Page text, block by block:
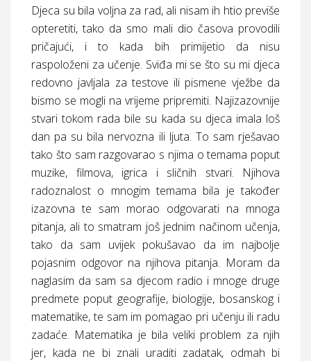
Djeca su bila voljna za rad, ali nisam ih htio previše
opteretiti, tako da smo mali dio časova provodili
pričajući, i to kada bih primijetio da nisu
raspoloženi za učenje. Sviđa mi se što su mi djeca
redovno javljala za testove ili pismene vježbe da
bismo se mogli na vrijeme pripremiti. Najizazovnije
stvari tokom rada bile su kada su djeca imala loš
dan pa su bila nervozna ili ljuta. To sam rješavao
tako što sam razgovarao s njima o temama poput
muzike, filmova, igrica i sličnih stvari. Njihova
radoznalost o mnogim temama bila je također
izazovna te sam morao odgovarati na mnoga
pitanja, ali to smatram još jednim načinom učenja,
tako da sam uvijek pokušavao da im najbolje
pojasnim odgovor na njihova pitanja. Moram da
naglasim da sam sa djecom radio i mnoge druge
predmete poput geografije, biologije, bosanskog i
matematike, te sam im pomagao pri učenju ili radu
zadaće. Matematika je bila veliki problem za njih
jer, kada ne bi znali uraditi zadatak, odmah bi